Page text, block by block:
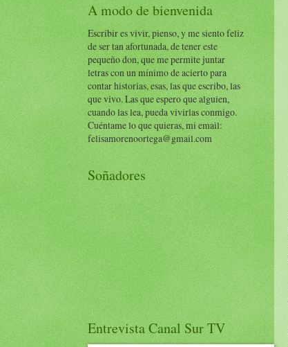
A modo de bienvenida
Escribir es vivir, pienso, y me siento feliz
de ser tan afortunada, de tener este
pequeño don, que me permite juntar
letras con un mínimo de acierto para
contar historias, esas, las que escribo, las
que vivo. Las que espero que alguien,
cuando las lea, pueda vivirlas conmigo.
Cuéntame lo que quieras, mi email:
felisamorenoortega@gmail.com
Soñadores
Entrevista Canal Sur TV